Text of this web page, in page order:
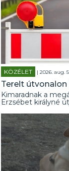
KÖZÉLET | 2026. aug.
Terelt
Kimaradnak a
Erzsébet királyné